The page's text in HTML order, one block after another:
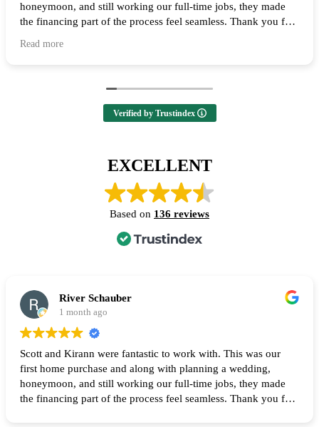
honeymoon, and still working our full-time jobs, they made
the financing part of the process feel seamless. Thank you for
Read more
Verified by Trustindex
EXCELLENT
Based on 136 reviews
River Schauber
1 month ago
Scott and Kirann were fantastic to work with. This was our
first home purchase and along with planning a wedding,
honeymoon, and still working our full-time jobs, they made
the financing part of the process feel seamless. Thank you for